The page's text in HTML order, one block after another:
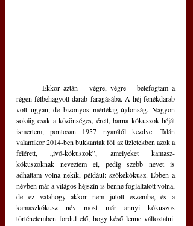
	Ekkor aztán – végre, végre – belefogtam a
régen félbehagyott darab faragásába. A héj fenékdarab
volt ugyan, de bizonyos mértékig újdonság. Nagyon
sokáig csak a közönséges, érett, barna kókuszok héját
ismertem, pontosan 1957 nyarától kezdve. Talán
valamikor 2014-ben bukkantak föl az üzletekben azok a
félérett, „ivó-kókuszok”, amelyeket kamasz-
kókuszoknak neveztem el, pedig szebb nevet is
adhattam volna nekik, például: szőkekókusz. Ebben a
névben már a világos héjszín is benne foglaltatott volna,
de ez valahogy akkor nem jutott eszembe, és a
kamaszkókusz név most már annyi kókuszos
történetemben fordul elő, hogy késő lenne változtatni.